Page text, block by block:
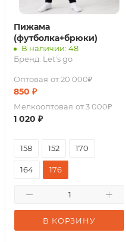
Пижама
(футболка+брюки)
В наличии: 48
Бренд: Let's go
Оптовая от 20 000₽
850 ₽
Мелкооптовая от 3 000₽
1 020 ₽
В КОРЗИНУ
158 152 170
164 176